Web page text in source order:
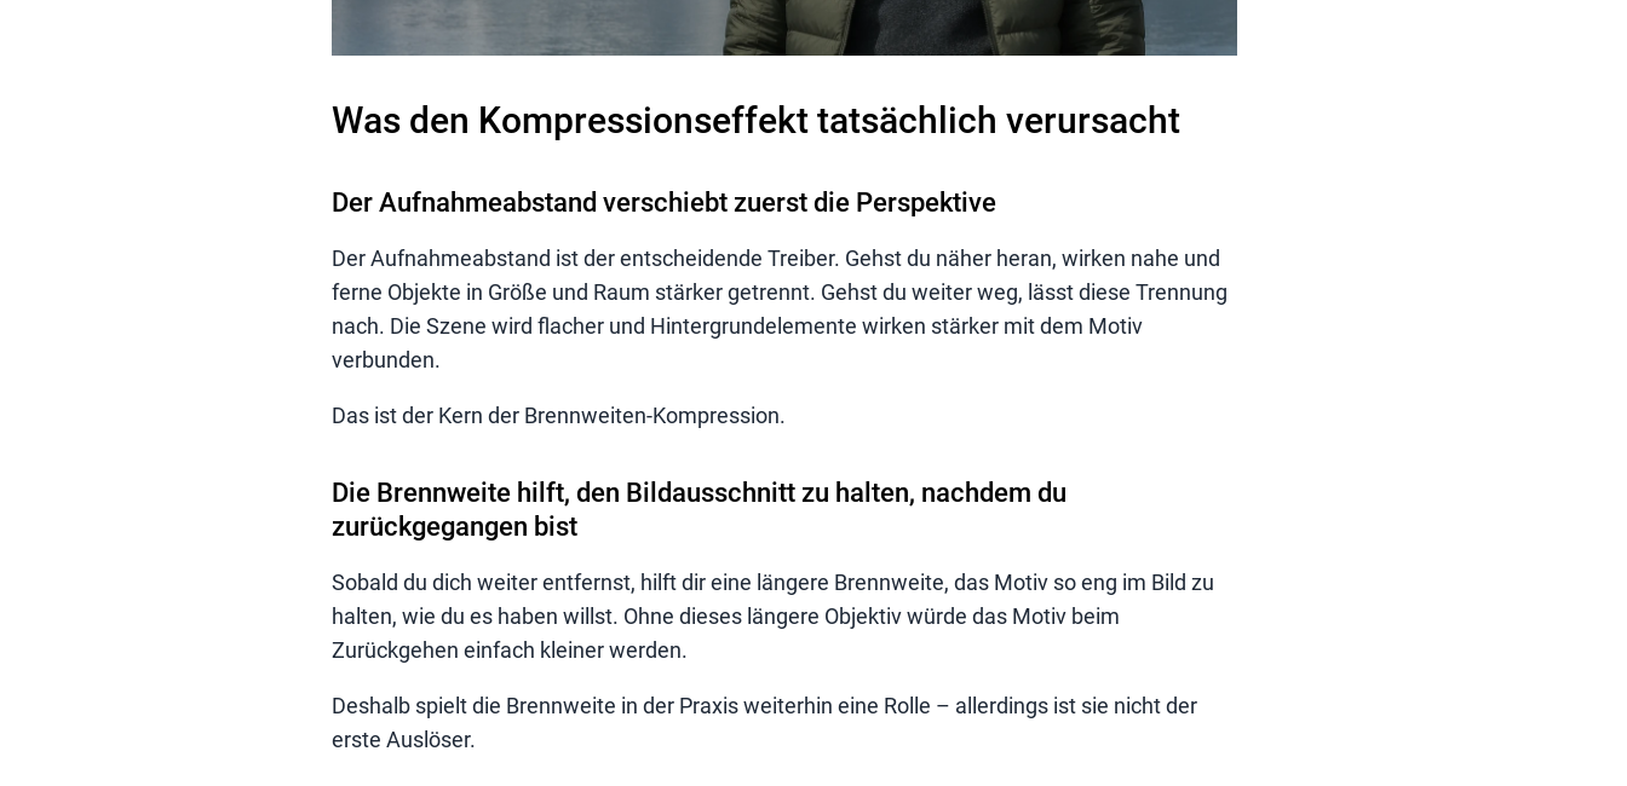
Was den Kompressionseffekt tatsächlich verursacht
Der Aufnahmeabstand verschiebt zuerst die Perspektive
Der Aufnahmeabstand ist der entscheidende Treiber. Gehst du näher heran, wirken nahe und
ferne Objekte in Größe und Raum stärker getrennt. Gehst du weiter weg, lässt diese Trennung
nach. Die Szene wird flacher und Hintergrundelemente wirken stärker mit dem Motiv
verbunden.
Das ist der Kern der Brennweiten-Kompression.
Die Brennweite hilft, den Bildausschnitt zu halten, nachdem du
zurückgegangen bist
Sobald du dich weiter entfernst, hilft dir eine längere Brennweite, das Motiv so eng im Bild zu
halten, wie du es haben willst. Ohne dieses längere Objektiv würde das Motiv beim
Zurückgehen einfach kleiner werden.
Deshalb spielt die Brennweite in der Praxis weiterhin eine Rolle – allerdings ist sie nicht der
erste Auslöser.